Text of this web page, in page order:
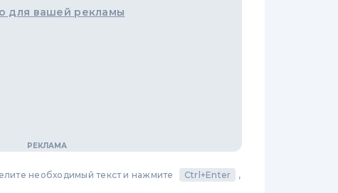
для вашей рекламы
необходимый текст и нажмите Ctrl+Enter ,